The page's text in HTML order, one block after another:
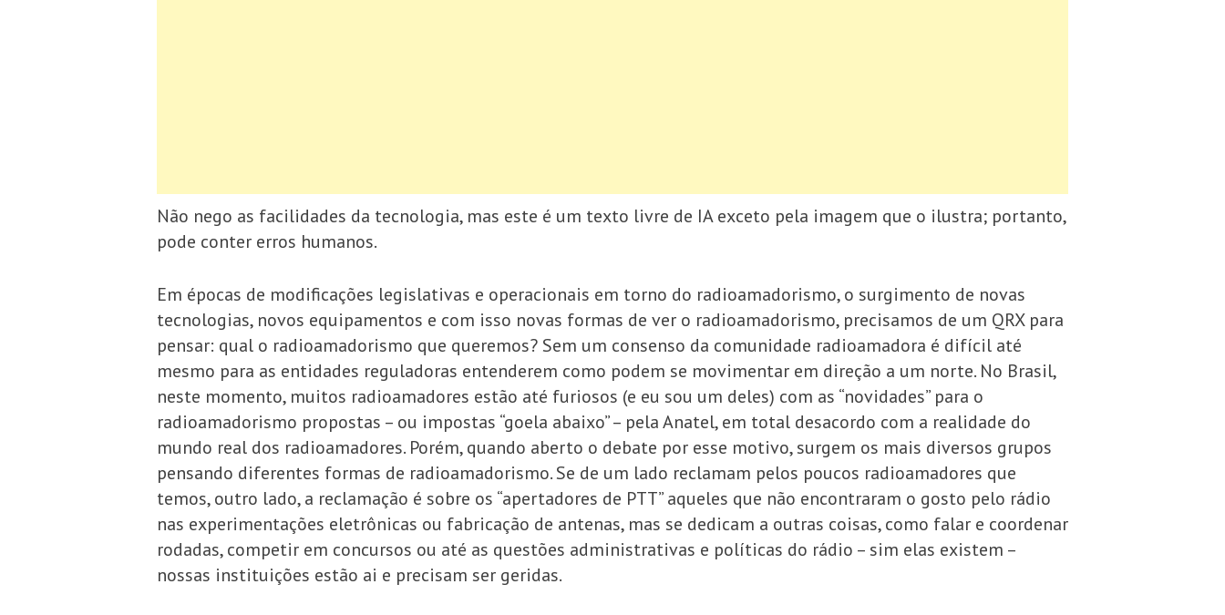
Não nego as facilidades da tecnologia, mas este é um texto livre de IA exceto pela imagem que o ilustra; portanto,
pode conter erros humanos.
Em épocas de modificações legislativas e operacionais em torno do radioamadorismo, o surgimento de novas
tecnologias, novos equipamentos e com isso novas formas de ver o radioamadorismo, precisamos de um QRX para
pensar: qual o radioamadorismo que queremos? Sem um consenso da comunidade radioamadora é difícil até
mesmo para as entidades reguladoras entenderem como podem se movimentar em direção a um norte. No Brasil,
neste momento, muitos radioamadores estão até furiosos (e eu sou um deles) com as “novidades” para o
radioamadorismo propostas – ou impostas “goela abaixo” – pela Anatel, em total desacordo com a realidade do
mundo real dos radioamadores. Porém, quando aberto o debate por esse motivo, surgem os mais diversos grupos
pensando diferentes formas de radioamadorismo. Se de um lado reclamam pelos poucos radioamadores que
temos, outro lado, a reclamação é sobre os “apertadores de PTT” aqueles que não encontraram o gosto pelo rádio
nas experimentações eletrônicas ou fabricação de antenas, mas se dedicam a outras coisas, como falar e coordenar
rodadas, competir em concursos ou até as questões administrativas e políticas do rádio – sim elas existem –
nossas instituições estão ai e precisam ser geridas.